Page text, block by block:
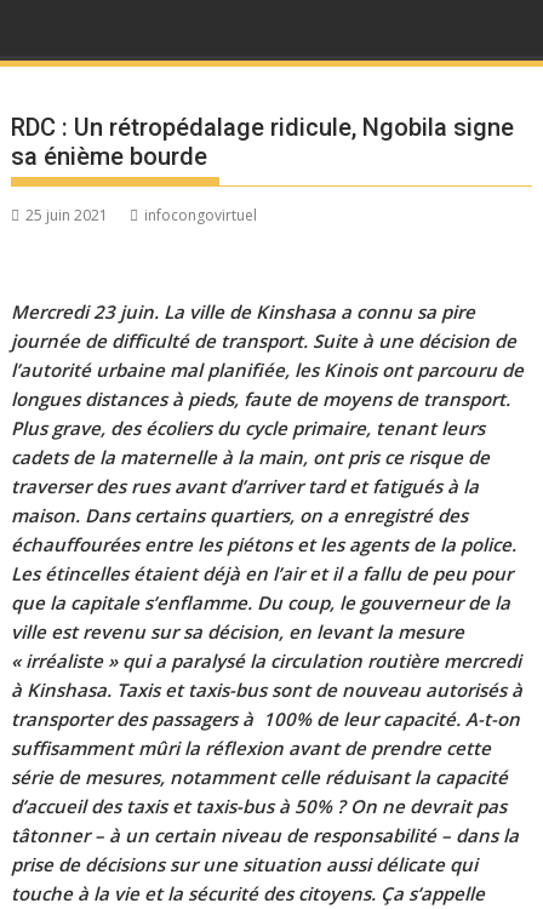
RDC : Un rétropédalage ridicule, Ngobila signe
sa énième bourde
25 juin 2021 infocongovirtuel
Mercredi 23 juin. La ville de Kinshasa a connu sa pire
journée de difficulté de transport. Suite à une décision de
l’autorité urbaine mal planifiée, les Kinois ont parcouru de
longues distances à pieds, faute de moyens de transport.
Plus grave, des écoliers du cycle primaire, tenant leurs
cadets de la maternelle à la main, ont pris ce risque de
traverser des rues avant d’arriver tard et fatigués à la
maison. Dans certains quartiers, on a enregistré des
échauffourées entre les piétons et les agents de la police.
Les étincelles étaient déjà en l’air et il a fallu de peu pour
que la capitale s’enflamme. Du coup, le gouverneur de la
ville est revenu sur sa décision, en levant la mesure
« irréaliste » qui a paralysé la circulation routière mercredi
à Kinshasa. Taxis et taxis-bus sont de nouveau autorisés à
transporter des passagers à 100% de leur capacité. A-t-on
suffisamment mûri la réflexion avant de prendre cette
série de mesures, notamment celle réduisant la capacité
d’accueil des taxis et taxis-bus à 50% ? On ne devrait pas
tâtonner – à un certain niveau de responsabilité – dans la
prise de décisions sur une situation aussi délicate qui
touche à la vie et la sécurité des citoyens. Ça s’appelle